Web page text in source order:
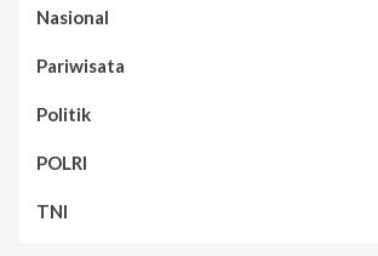
Nasional
Pariwisata
Politik
POLRI
TNI